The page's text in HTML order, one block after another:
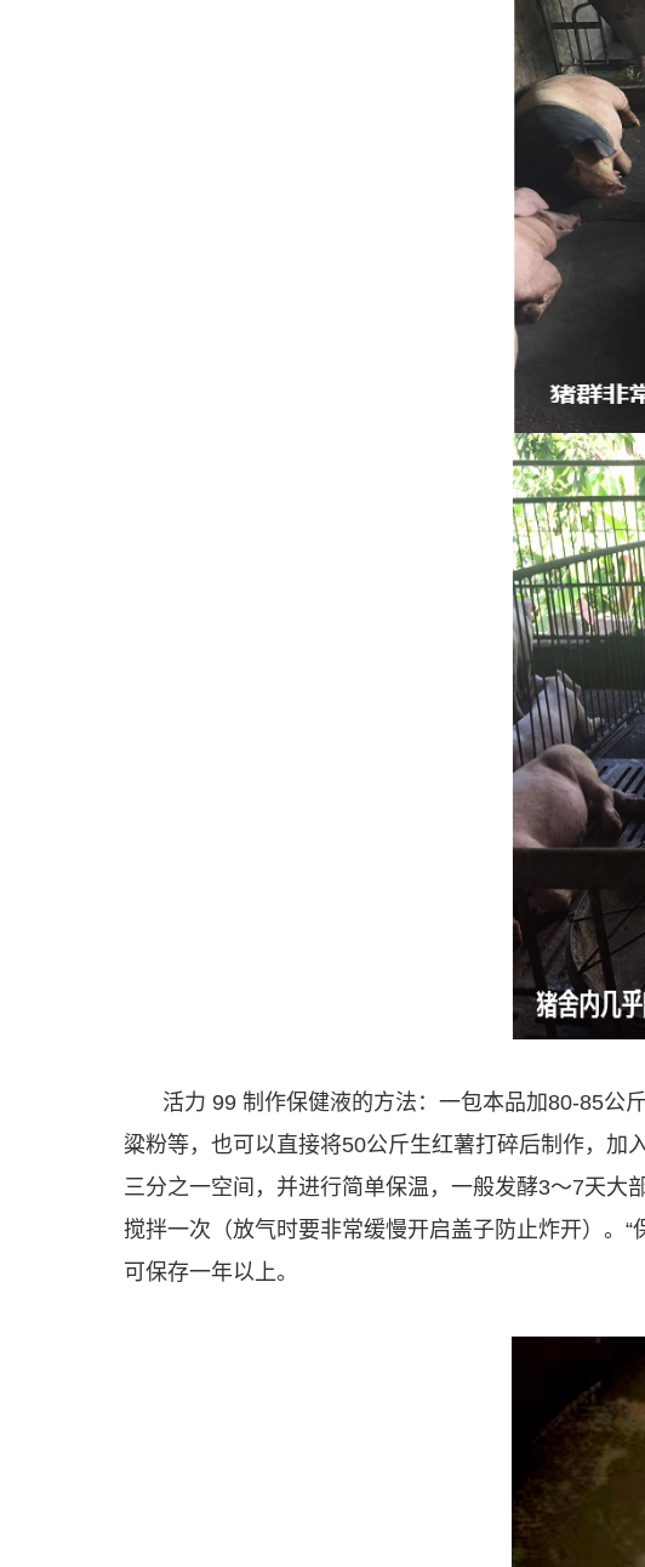
活力 99 制作保健液的方法：一包本品加80-85公
粱粉等，也可以直接将50公斤生红薯打碎后制作，加
三分之一空间，并进行简单保温，一般发酵3～7天大
搅拌一次（放气时要非常缓慢开启盖子防止炸开）。
可保存一年以上。